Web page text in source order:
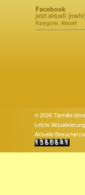
Facebook
jetzt aktuell [mehr]
Kategorie: Aktuell
© 2026 Tierhilfe
Letzte
Aktuelle